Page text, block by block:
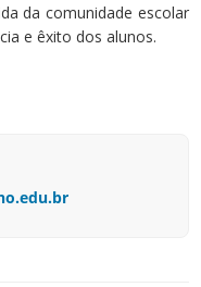
da comunidade escolar
e êxito dos alunos.